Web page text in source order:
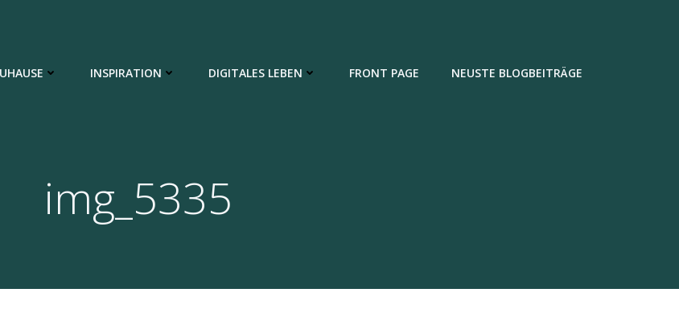
INSPIRATION DIGITALES LEBEN FRONT PAGE NEUSTE BLOGBEITRÄGE
img_5335